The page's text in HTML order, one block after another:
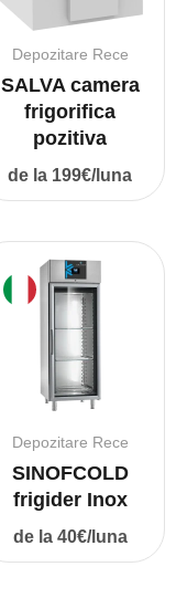
Depozitare Rece
SALVA camera
frigorifica
pozitiva
de la 199€/luna
Depozitare Rece
SINOFCOLD
frigider Inox
de la 40€/luna